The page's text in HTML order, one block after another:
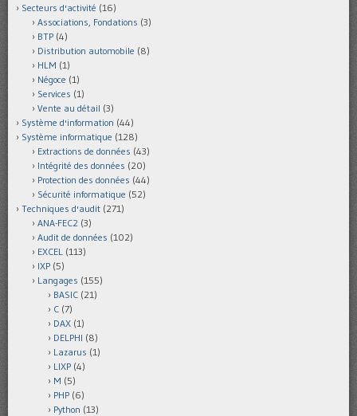
Secteurs d'activité (16)
Associations, Fondations (3)
BTP (4)
Distribution automobile (8)
HLM (1)
Négoce (1)
Services (1)
Vente au détail (3)
Système d'information (44)
Système informatique (128)
Extractions de données (43)
Intégrité des données (20)
Protection des données (44)
Sécurité informatique (52)
Techniques d'audit (271)
ANA-FEC2 (3)
Audit de données (102)
EXCEL (113)
IXP (5)
Langages (155)
BASIC (21)
C (7)
DAX (1)
DELPHI (8)
Lazarus (1)
LIXP (4)
M (5)
PHP (6)
Python (13)